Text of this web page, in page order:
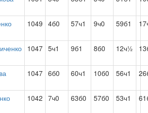
1049 4б0 57ч1 9ч0 59б1
1047 5ч1 9б1 8б0 12ч½
1047 6б0 60ч1 10б0 56ч1
1042 7ч0 63б0 57б0 53ч1